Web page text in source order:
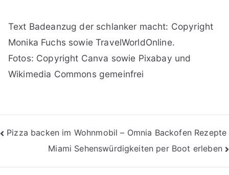
Text Badeanzug der schlanker macht: Copyright
Monika Fuchs sowie TravelWorldOnline.
Fotos: Copyright Canva sowie Pixabay und
Wikimedia Commons gemeinfrei
Beitragsnavigation
Pizza backen im Wohnmobil – Omnia Backofen Rezepte
Miami Sehenswürdigkeiten per Boot erleben